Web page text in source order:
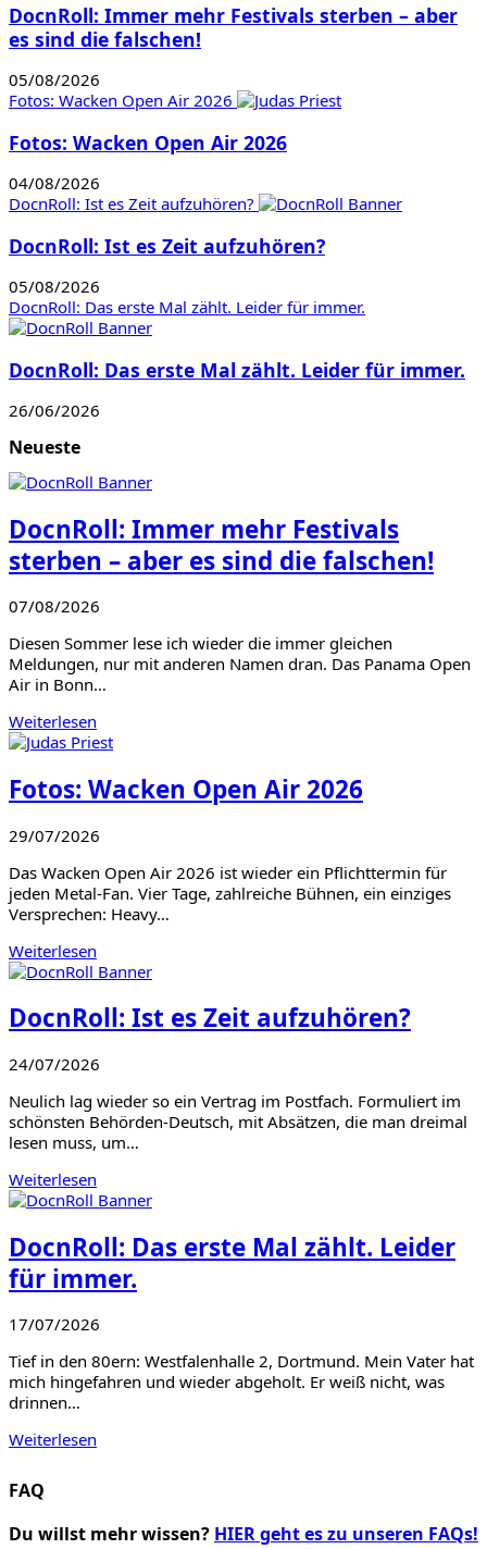
DocnRoll: Immer mehr Festivals sterben – aber
es sind die falschen!
05/08/2026
Fotos: Wacken Open Air 2026
Fotos: Wacken Open Air 2026
04/08/2026
DocnRoll: Ist es Zeit aufzuhören?
DocnRoll: Ist es Zeit aufzuhören?
05/08/2026
DocnRoll: Das erste Mal zählt. Leider für immer.
DocnRoll: Das erste Mal zählt. Leider für immer.
26/06/2026
Neueste
DocnRoll: Immer mehr Festivals
sterben – aber es sind die falschen!
07/08/2026
Diesen Sommer lese ich wieder die immer gleichen
Meldungen, nur mit anderen Namen dran. Das Panama Open
Air in Bonn…
Weiterlesen
Fotos: Wacken Open Air 2026
29/07/2026
Das Wacken Open Air 2026 ist wieder ein Pflichttermin für
jeden Metal-Fan. Vier Tage, zahlreiche Bühnen, ein einziges
Versprechen: Heavy…
Weiterlesen
DocnRoll: Ist es Zeit aufzuhören?
24/07/2026
Neulich lag wieder so ein Vertrag im Postfach. Formuliert im
schönsten Behörden-Deutsch, mit Absätzen, die man dreimal
lesen muss, um…
Weiterlesen
DocnRoll: Das erste Mal zählt. Leider
für immer.
17/07/2026
Tief in den 80ern: Westfalenhalle 2, Dortmund. Mein Vater hat
mich hingefahren und wieder abgeholt. Er weiß nicht, was
drinnen…
Weiterlesen
FAQ
Du willst mehr wissen? HIER geht es zu unseren FAQs!